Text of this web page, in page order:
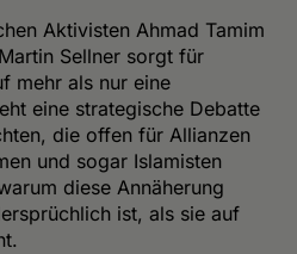
Aktivisten Ahmad Tamim
Sellner sorgt für
mehr als nur eine
eine strategische Debatte
die offen für Allianzen
und sogar Islamisten
diese Annäherung
ist, als sie auf